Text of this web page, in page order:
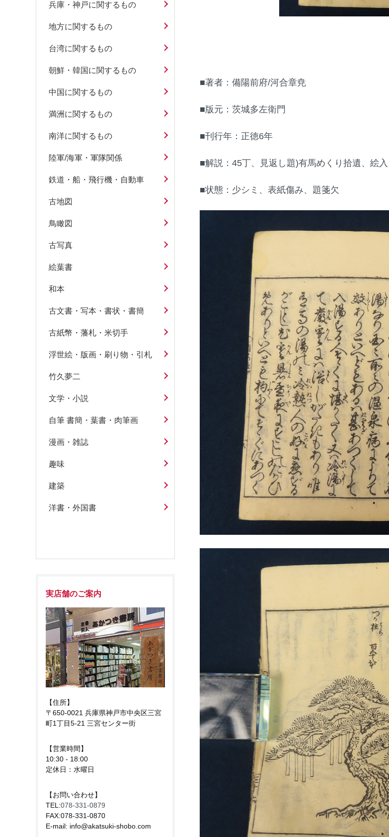
■著者：備陽前府/河合章尭
■版元：茨城多左衛門
■刊行年：正徳6年
■解説：45丁、見返し題)有馬めくり拾遺、絵
■状態：少シミ、表紙傷み、題箋欠
兵庫・神戸に関するもの
地方に関するもの
台湾に関するもの
朝鮮・韓国に関するもの
中国に関するもの
満洲に関するもの
南洋に関するもの
陸軍/海軍・軍隊関係
鉄道・船・飛行機・自動車
古地図
鳥瞰図
古写真
絵葉書
和本
古文書・写本・書状・書簡
古紙幣・藩札・米切手
浮世絵・版画・刷り物・引札
竹久夢二
文学・小説
自筆 書簡・葉書・肉筆画
漫画・雑誌
趣味
建築
洋書・外国書
実店舗のご案内
【住所】
〒650-0021 兵庫県神戸市中央区三宮
町1丁目5-21 三宮センター街
【営業時間】
10:30 - 18:00
定休日：水曜日
【お問い合わせ】
TEL:078-331-0879
FAX:078-331-0870
E-mail: info@akatsuki-shobo.com